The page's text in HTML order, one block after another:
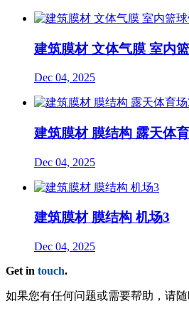
建筑膜材 文体气膜 室内
Dec 04, 2025
建筑膜材 膜结构 露天体
Dec 04, 2025
建筑膜材 膜结构 机场3
Dec 04, 2025
Get in touch.
如果您有任何问题或需要帮助，请随